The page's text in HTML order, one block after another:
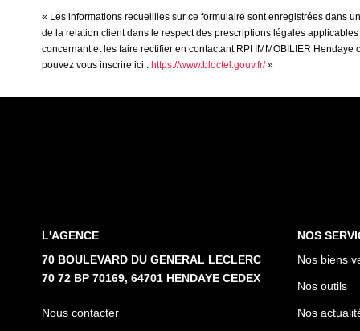
« Les informations recueillies sur ce formulaire sont enregistrées dans
de la relation client dans le respect des prescriptions légales
concernant et les faire rectifier en contactant RPI IMMOBILIER
pouvez vous inscrire ici : https://www.bloctel.gouv.fr/»
L'AGENCE
70 BOULEVARD DU GENERAL LECLERC
70 72 BP 70169, 64701 HENDAYE CEDEX
Nous contacter
NOS
Nos biens
Nos outils
Nos